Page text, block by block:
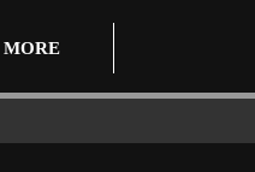
MORE